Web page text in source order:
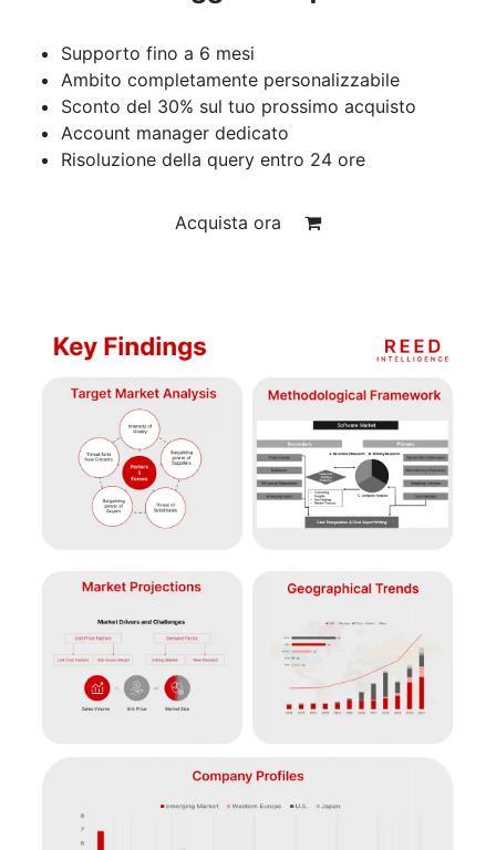
Supporto fino a 6 mesi
Ambito completamente personalizzabile
Sconto del 30% sul tuo prossimo acquisto
Account manager dedicato
Risoluzione della query entro 24 ore
Acquista ora